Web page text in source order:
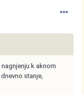
nagnjenju k aknom
stanje,